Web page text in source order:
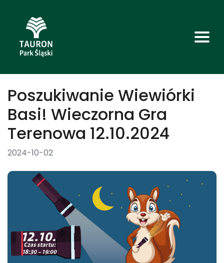
Poszukiwanie Wiewiórki
Basi! Wieczorna Gra
Terenowa 12.10.2024
2024-10-02